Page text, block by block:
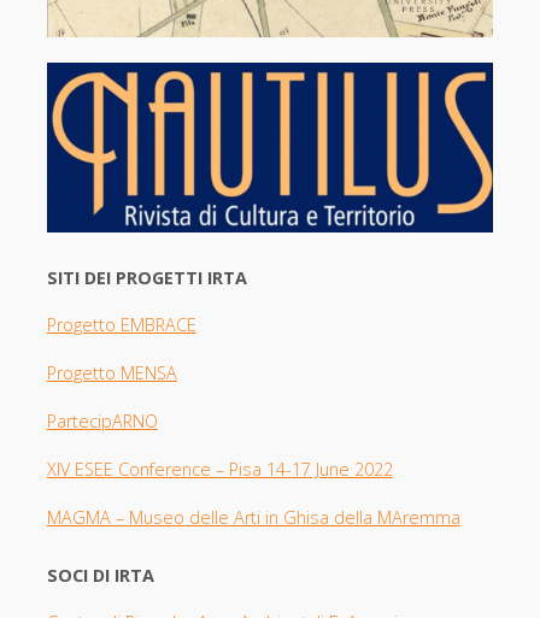
SITI DEI PROGETTI IRTA
Progetto EMBRACE
Progetto MENSA
PartecipARNO
XIV ESEE Conference – Pisa 14-17 June 2022
MAGMA – Museo delle Arti in Ghisa della MAremma
SOCI DI IRTA